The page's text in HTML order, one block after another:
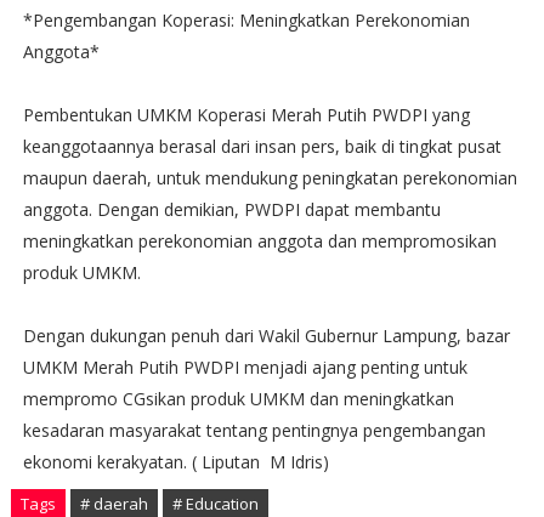
*Pengembangan Koperasi: Meningkatkan Perekonomian
Anggota*
Pembentukan UMKM Koperasi Merah Putih PWDPI yang
keanggotaannya berasal dari insan pers, baik di tingkat pusat
maupun daerah, untuk mendukung peningkatan perekonomian
anggota. Dengan demikian, PWDPI dapat membantu
meningkatkan perekonomian anggota dan mempromosikan
produk UMKM.
Dengan dukungan penuh dari Wakil Gubernur Lampung, bazar
UMKM Merah Putih PWDPI menjadi ajang penting untuk
mempromo CGsikan produk UMKM dan meningkatkan
kesadaran masyarakat tentang pentingnya pengembangan
ekonomi kerakyatan. ( Liputan M Idris)
Tags # daerah # Education